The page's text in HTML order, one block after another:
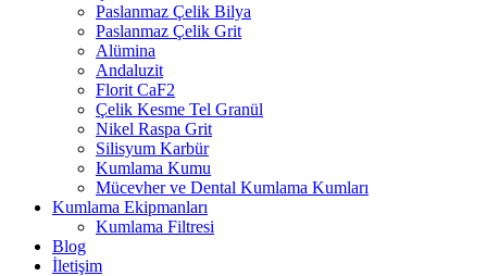
Paslanmaz Çelik Bilya
Paslanmaz Çelik Grit
Alümina
Andaluzit
Florit CaF2
Çelik Kesme Tel Granül
Nikel Raspa Grit
Silisyum Karbür
Kumlama Kumu
Mücevher ve Dental Kumlama Kumları
Kumlama Ekipmanları
Kumlama Filtresi
Blog
İletişim